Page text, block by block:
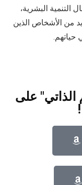
التنمية البشرية،
من الأشخاص الذين
حياتهم.
على